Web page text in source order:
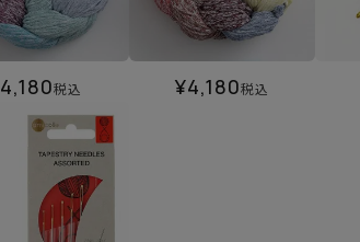
4,180税込 ¥4,180税込